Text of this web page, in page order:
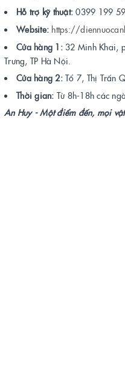
Hỗ trợ kỹ thuật: 0399 199
Website: https://
Cửa hàng 1: 32 Minh Khai,
Trưng, TP Hà Nội.
Cửa hàng 2: Tổ 7, Thị Trấn
Thời gian: Từ 8h-18h các
An Huy - Một điểm đến, mọi